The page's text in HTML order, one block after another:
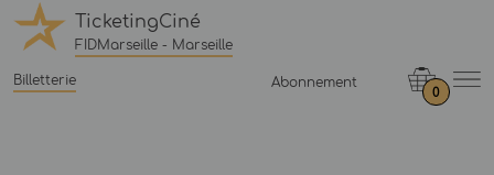
TicketingCiné
FIDMarseille - Marseille
Billetterie Abonnement
0